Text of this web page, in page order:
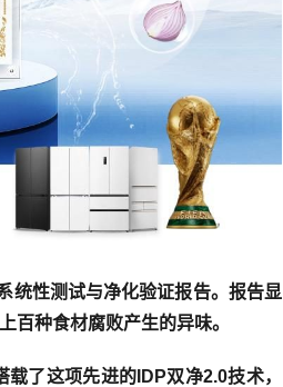
统性测试与净化验证报告。报告显
百种食材腐败产生的异味。
了这项先进的IDP双净2.0技术，